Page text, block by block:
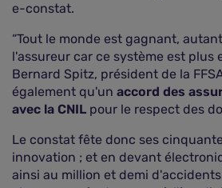
e-constat.
“Tout le monde est gagnant,
l'assureur car ce système est plus
Bernard Spitz, président de la
également qu'un accord des
avec la CNIL pour le respect des
Le constat fête donc ses
innovation ; et en devant
ainsi au million et demi